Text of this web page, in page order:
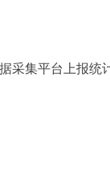
采集平台上报统